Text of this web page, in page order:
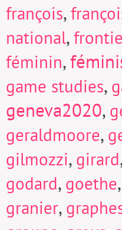
françois,
national,
féminin,
game studies,
geneva2020,
geraldmoore,
gilmozzi, girard
godard, goethe,
granier,